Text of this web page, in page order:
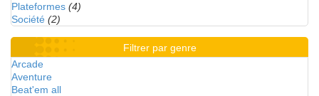
Plateformes (4)
Société (2)
Filtrer par genre
Arcade
Aventure
Beat'em all